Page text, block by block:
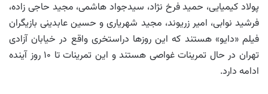
پولاد کیمیایی، حمید فرخ نژاد، سیدجواد هاشمی، مجید حاجی زاده،
فرشید نوابی، امیر زریوند، مجید شهریاری و حسین عابدینی بازیگران
فیلم «دایو» هستند که این روزها دراستخری واقع در خیابان آزادی
تهران در حال تمرینات غواصی هستند و این تمرینات تا ۱۰ روز آینده
ادامه دارد.